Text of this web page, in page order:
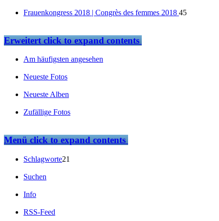
Frauenkongress 2018 | Congrès des femmes 2018 45
Erweitertclick to expand contents
Am häufigsten angesehen
Neueste Fotos
Neueste Alben
Zufällige Fotos
Menüclick to expand contents
Schlagworte21
Suchen
Info
RSS-Feed